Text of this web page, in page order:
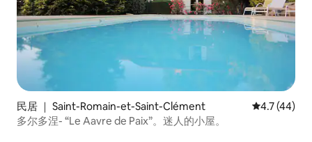
民居 ｜ Saint-Romain-et-Saint-Clément 平均评分
4.7 (44)
多尔多涅- “Le Aavre de Paix”。迷人的小屋。